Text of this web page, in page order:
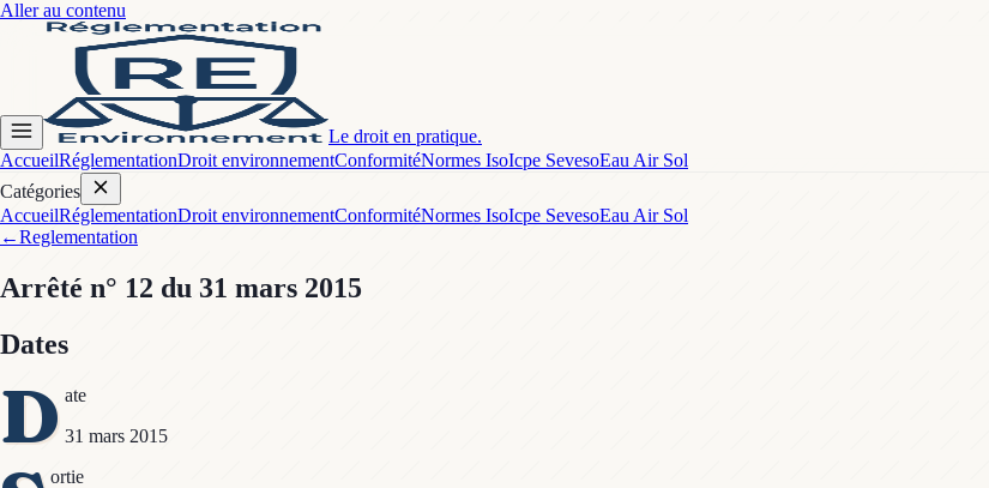
Aller au contenu
Le droit en pratique.
AccueilRéglementationDroit environnementConformitéNormes IsoIcpe SevesoEau Air Sol
Catégories
AccueilRéglementationDroit environnementConformitéNormes IsoIcpe SevesoEau Air Sol
←Reglementation
Arrêté n° 12 du 31 mars 2015
Dates
D ate
31 mars 2015
ortie